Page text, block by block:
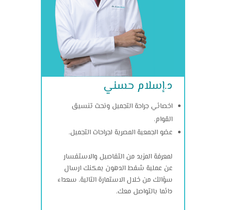
د.إسلام حسني
اخصائي جراحة التجميل ونحت تنسيق
القوام.
عضو الجمعية المصرية لجراحات التجميل.
لمعرفة المزيد من التفاصيل والاستفسار
عن عملية شفط الدهون يمكنك ارسال
سؤالك من خلال الاستمارة التالية، سعداء
دائما بالتواصل معك.